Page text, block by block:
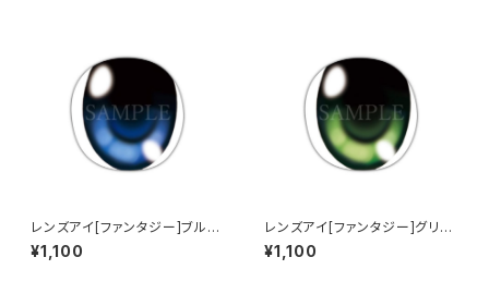
レンズアイ[ファンタジー]ブルー
Lens eye [Fantasy] Blue
¥1,100
レンズアイ[ファンタジー]グリー
ン Lens eye [Fantasy] Gree
n
¥1,100